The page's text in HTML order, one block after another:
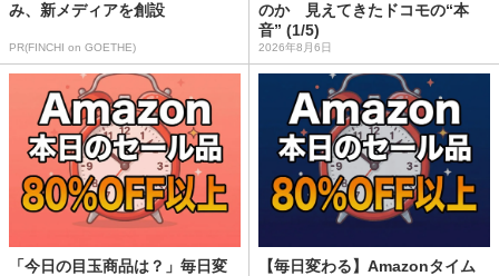
み、新メディアを創設
PR(FINCHI on GOETHE)
のか 見えてきたドコモの“本
音” (1/5)
2026年8月6日
「今日の目玉商品は？」毎日変
【毎日変わる】Amazonタイム